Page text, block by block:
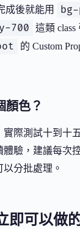
成後就能用
700
這類
的 Custom
顏色？
際測試十到十
驗，建議每次
分批處理。
即可以做